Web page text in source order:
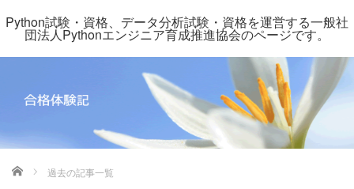
Python試験・資格、データ分析試験・資格を運営する一般社
団法人Pythonエンジニア育成推進協会のページです。
ホーム 過去の記事一覧